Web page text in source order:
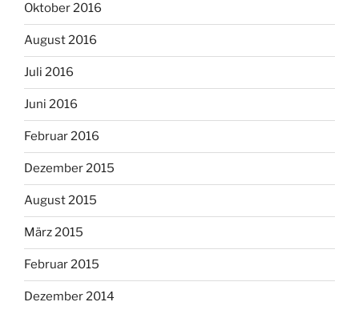
Oktober 2016
August 2016
Juli 2016
Juni 2016
Februar 2016
Dezember 2015
August 2015
März 2015
Februar 2015
Dezember 2014